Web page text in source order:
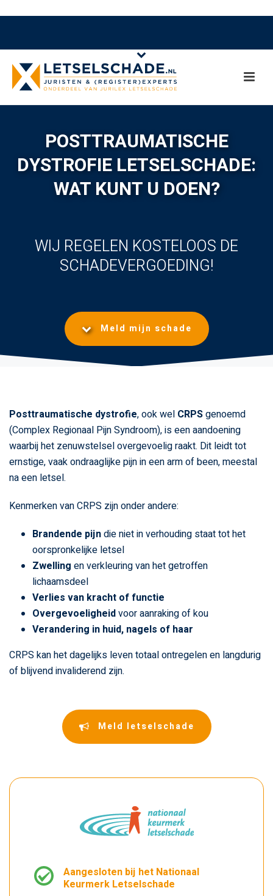
POSTTRAUMATISCHE
DYSTROFIE LETSELSCHADE:
WAT KUNT U DOEN?
WIJ REGELEN KOSTELOOS DE
SCHADEVERGOEDING!
Meld mijn schade
Posttraumatische dystrofie, ook wel CRPSgenoemd
(Complex Regionaal Pijn Syndroom), is een aandoening
waarbij het zenuwstelsel overgevoelig raakt. Dit leidt tot
ernstige, vaak ondraaglijke pijn in een arm of been, meestal
na een letsel.
Kenmerken van CRPS zijn onder andere:
Brandende pijndie niet in verhouding staat tot het
oorspronkelijke letsel
Zwelling en verkleuring van het getroffen
lichaamsdeel
Verlies van kracht of functie
Overgevoeligheidvoor aanraking of kou
Verandering in huid, nagels of haar
CRPS kan het dagelijks leven totaal ontregelen en langdurig
of blijvend invaliderend zijn.
Meld letselschade
Aangesloten bij het Nationaal
Keurmerk Letselschade